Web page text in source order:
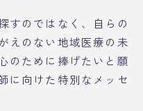
すのではなく、自らの
えのない地域医療の未
のために捧げたいと願
に向けた特別なメッセ